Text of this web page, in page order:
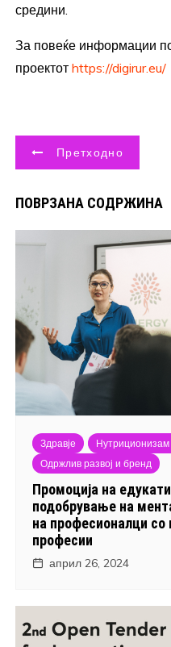
средини.
За повеќе информации
проектотhttps://digirur.eu/
Навигација
напис
Претходно
ПОВРЗАНА СОДРЖИНА
Здравје
Нутриционизам
Одржлив развој и бренд
Промоција на
подобрување на
на професионалци со
професии
април 26, 2024